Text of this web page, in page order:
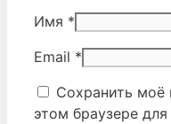
Имя *
Email *
Сохранить моё
этом браузере